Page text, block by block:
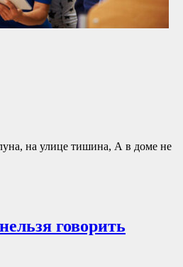
на улице тишина, А в доме не
говорить